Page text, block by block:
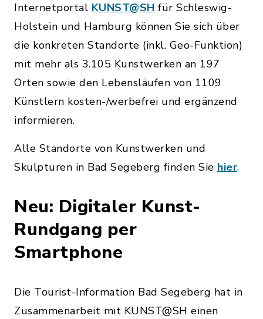
Internetportal KUNST@SH für Schleswig-
Holstein und Hamburg können Sie sich über
die konkreten Standorte (inkl. Geo-Funktion)
mit mehr als 3.105 Kunstwerken an 197
Orten sowie den Lebensläufen von 1109
Künstlern kosten-/werbefrei und ergänzend
informieren.
Alle Standorte von Kunstwerken und
Skulpturen in Bad Segeberg finden Sie hier.
Neu: Digitaler Kunst-
Rundgang per
Smartphone
Die Tourist-Information Bad Segeberg hat in
Zusammenarbeit mit KUNST@SH einen